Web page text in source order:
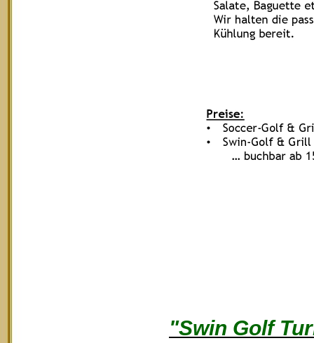
"Swin Golf